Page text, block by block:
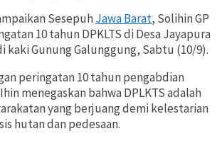
SesepuhJawa Barat, Solihin GP
10 tahun DPKLTS di Desa Jayapura
kaki Gunung Galunggung, Sabtu (10/9).
peringatan 10 tahun pengabdian
menegaskan bahwa DPLKTS adalah
yang berjuang demi kelestarian
hutan dan pedesaan.